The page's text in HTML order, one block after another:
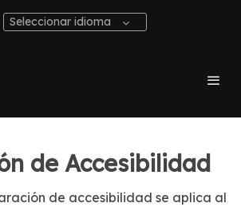
Seleccionar idioma
de Accesibilidad
de accesibilidad se aplica al